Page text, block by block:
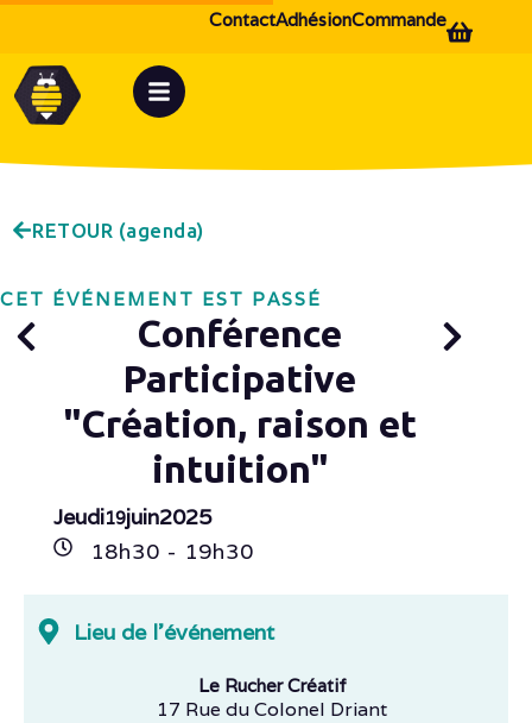
Commande
Adhésion
Contact
RETOUR (agenda)
CET ÉVÉNEMENT EST PASSÉ
Conférence
Participative
"Création, raison et
intuition"
Jeudi19juin2025
18h30 - 19h30
Lieu de l'événement
Le Rucher Créatif
17 Rue du Colonel Driant